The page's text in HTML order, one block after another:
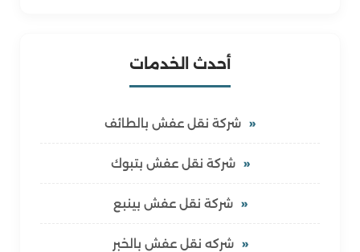
أحدث الخدمات
شركة نقل عفش بالطائف
شركة نقل عفش بتبوك
شركة نقل عفش بينبع
شركه نقل عفش بالخبر